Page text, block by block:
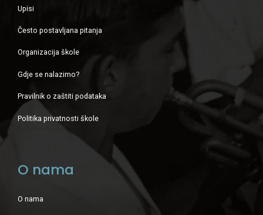
Upisi
Često postavljana pitanja
Organizacija škole
Gdje se nalazimo?
Pravilnik o zaštiti podataka
Politika privatnosti škole
O nama
O nama